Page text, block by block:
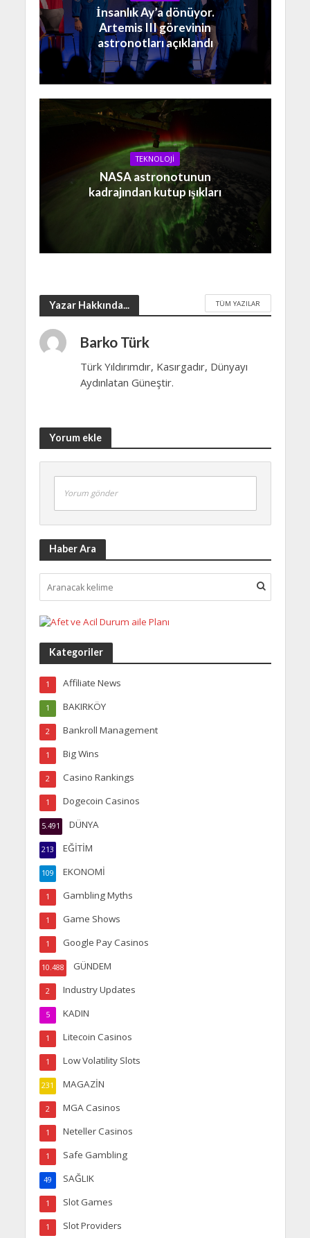
İnsanlık Ay’a dönüyor.
Artemis III görevinin
astronotları açıklandı
TEKNOLOJİ
NASA astronotunun
kadrajından kutup ışıkları
Yazar Hakkında... TÜM YAZILAR
Barko Türk
Türk Yıldırımdır, Kasırgadır, Dünyayı
Aydınlatan Güneştir.
Yorum ekle
Yorum gönder
Haber Ara
Kategoriler
Affiliate News
1
BAKIRKÖY
1
Bankroll Management
2
Big Wins
1
Casino Rankings
2
Dogecoin Casinos
1
DÜNYA
5.491
EĞİTİM
213
EKONOMİ
109
Gambling Myths
1
Game Shows
1
Google Pay Casinos
1
GÜNDEM
10.488
Industry Updates
2
KADIN
5
Litecoin Casinos
1
Low Volatility Slots
1
MAGAZİN
231
MGA Casinos
2
Neteller Casinos
1
Safe Gambling
1
SAĞLIK
49
Slot Games
1
Slot Providers
1